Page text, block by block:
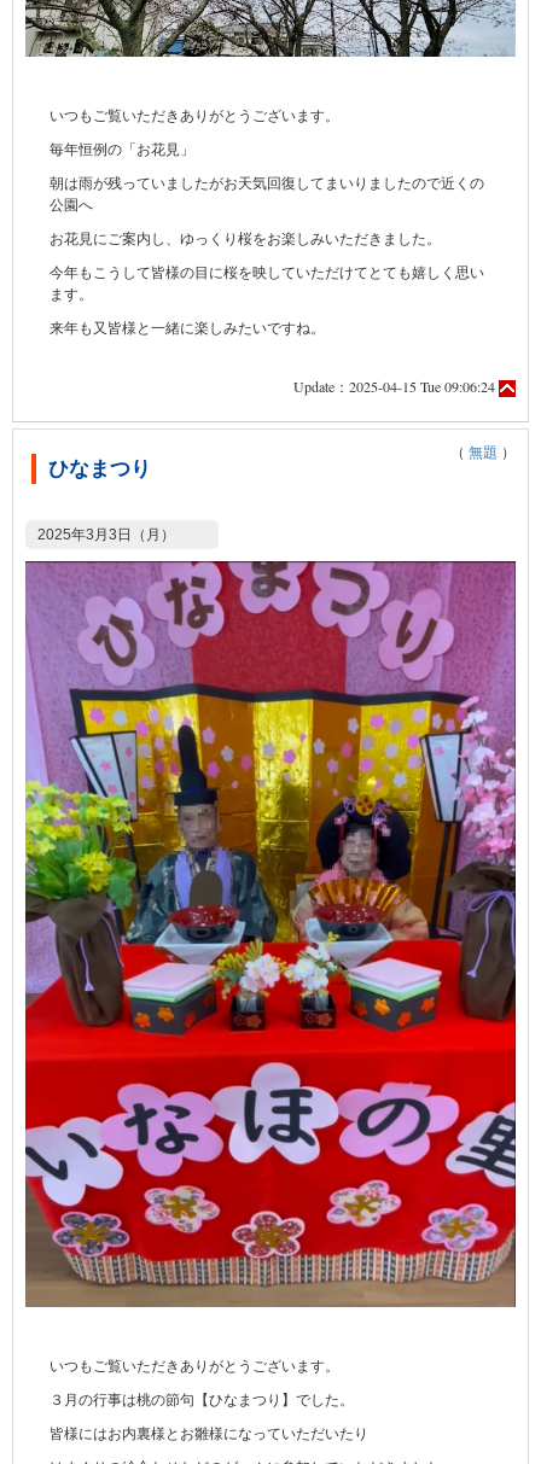
いつもご覧いただきありがとうございます。
毎年恒例の「お花見」
朝は雨が残っていましたがお天気回復してまいりましたので近くの
公園へ
お花見にご案内し、ゆっくり桜をお楽しみいただきました。
今年もこうして皆様の目に桜を映していただけてとても嬉しく思い
ます。
来年も又皆様と一緒に楽しみたいですね。
Update：2025-04-15 Tue 09:06:24
ひなまつり
（ 無題 ）
2025年3月3日（月）
いつもご覧いただきありがとうございます。
３月の行事は桃の節句【ひなまつり】でした。
皆様にはお内裏様とお雛様になっていただいたり